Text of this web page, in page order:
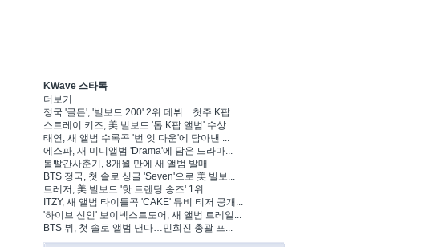
KWave 스타톡
더보기
정국 '골든', '빌보드 200' 2위 데뷔…첫주 K팝 ...
스트레이 키즈, 美 빌보드 '톱 K팝 앨범' 수상...
태연, 새 앨범 수록곡 '번 잇 다운'에 담아낸 ...
에스파, 새 미니앨범 'Drama'에 담은 드라마...
볼빨간사춘기, 8개월 만에 새 앨범 발매
BTS 정국, 첫 솔로 싱글 'Seven'으로 美 빌보...
트레저, 美 빌보드 '핫 트렌딩 송즈' 1위
ITZY, 새 앨범 타이틀곡 'CAKE' 뮤비 티저 공개...
'하이브 신인' 보이넥스트도어, 새 앨범 트레일...
BTS 뷔, 첫 솔로 앨범 낸다…민희진 총괄 프...